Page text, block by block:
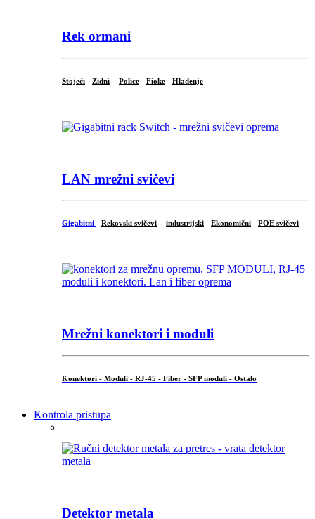
Rek ormani
Stojeći - Zidni - Police - Fioke - Hlađenje
LAN mrežni svičevi
Gigabitni - Rekovski svičevi - industrijski - Ekonomični - POE svičevi
Mrežni konektori i moduli
Konektori - Moduli - RJ-45 - Fiber - SFP moduli - Ostalo
Kontrola pristupa
Detektor metala